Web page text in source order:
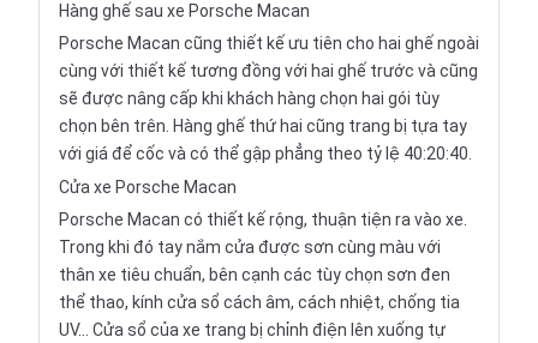
Hàng ghế sau xe Porsche Macan
Porsche Macan cũng thiết kế ưu tiên cho hai ghế ngoài
cùng với thiết kế tương đồng với hai ghế trước và cũng
sẽ được nâng cấp khi khách hàng chọn hai gói tùy
chọn bên trên. Hàng ghế thứ hai cũng trang bị tựa tay
với giá để cốc và có thể gập phẳng theo tỷ lệ 40:20:40.
Cửa xe Porsche Macan
Porsche Macan có thiết kế rộng, thuận tiện ra vào xe.
Trong khi đó tay nắm cửa được sơn cùng màu với
thân xe tiêu chuẩn, bên cạnh các tùy chọn sơn đen
thể thao, kính cửa sổ cách âm, cách nhiệt, chống tia
UV... Cửa sổ của xe trang bị chỉnh điện lên xuống tự